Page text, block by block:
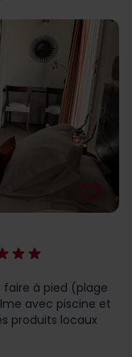
favorite_border
faire à pied (plage
avec piscine et
produits locaux